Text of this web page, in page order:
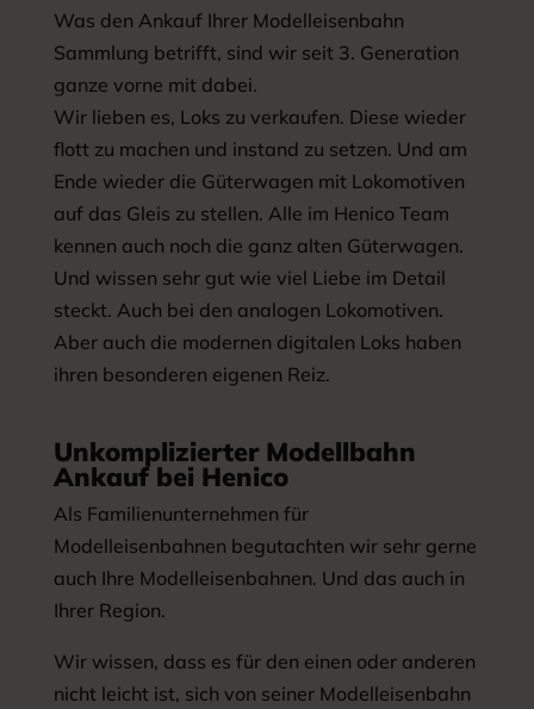
Was den Ankauf Ihrer Modelleisenbahn
Sammlung betrifft, sind wir seit 3. Generation
ganze vorne mit dabei.
Wir lieben es, Loks zu verkaufen. Diese wieder
flott zu machen und instand zu setzen. Und am
Ende wieder die Güterwagen mit Lokomotiven
auf das Gleis zu stellen. Alle im Henico Team
kennen auch noch die ganz alten Güterwagen.
Und wissen sehr gut wie viel Liebe im Detail
steckt. Auch bei den analogen Lokomotiven.
Aber auch die modernen digitalen Loks haben
ihren besonderen eigenen Reiz.
Unkomplizierter Modellbahn
Ankauf bei Henico
Als Familienunternehmen für
Modelleisenbahnen begutachten wir sehr gerne
auch Ihre Modelleisenbahnen. Und das auch in
Ihrer Region.
Wir wissen, dass es für den einen oder anderen
nicht leicht ist, sich von seiner Modelleisenbahn